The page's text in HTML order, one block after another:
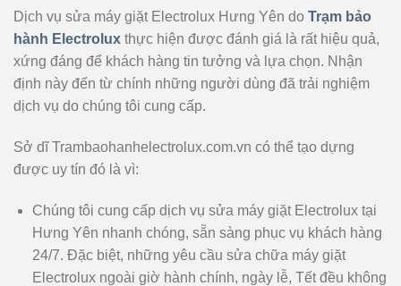
Dịch vụ sửa máy giặt Electrolux Hưng Yên do Trạm bảo
hành Electrolux thực hiện được đánh giá là rất hiệu quả,
xứng đáng để khách hàng tin tưởng và lựa chọn. Nhận
định này đến từ chính những người dùng đã trải nghiệm
dịch vụ do chúng tôi cung cấp.
Sở dĩ Trambaohanhelectrolux.com.vn có thể tạo dựng
được uy tín đó là vì:
Chúng tôi cung cấp dịch vụ sửa máy giặt Electrolux tại
Hưng Yên nhanh chóng, sẵn sàng phục vụ khách hàng
24/7. Đặc biệt, những yêu cầu sửa chữa máy giặt
Electrolux ngoài giờ hành chính, ngày lễ, Tết đều không